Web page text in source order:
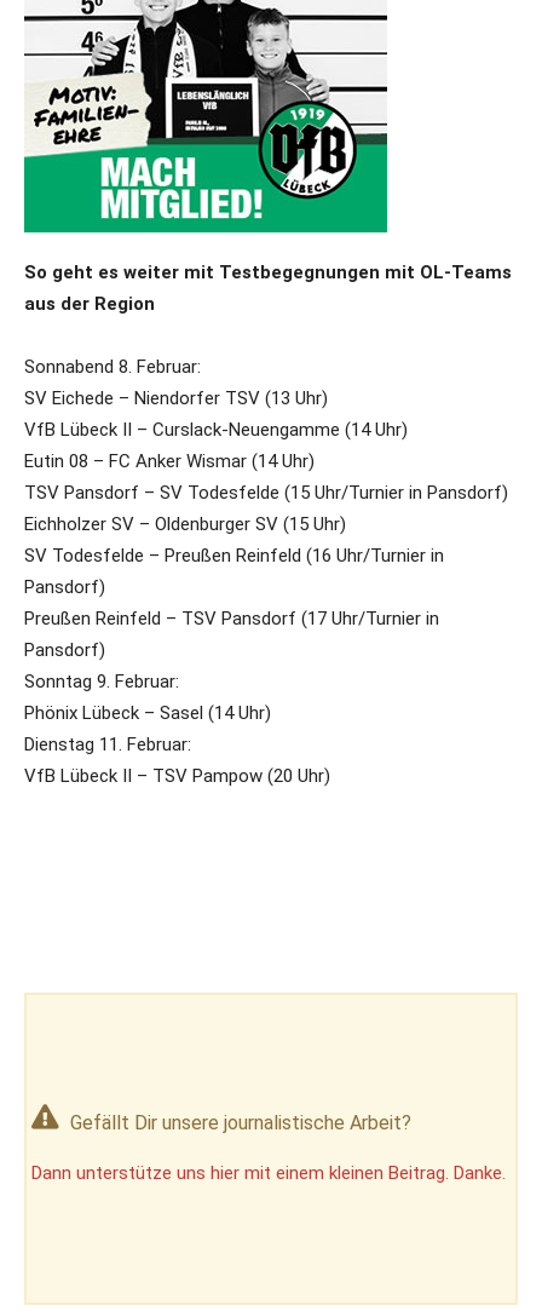
So geht es weiter mit Testbegegnungen mit OL-Teams
aus der Region
Sonnabend 8. Februar:
SV Eichede – Niendorfer TSV (13 Uhr)
VfB Lübeck II – Curslack-Neuengamme (14 Uhr)
Eutin 08 – FC Anker Wismar (14 Uhr)
TSV Pansdorf – SV Todesfelde (15 Uhr/Turnier in Pansdorf)
Eichholzer SV – Oldenburger SV (15 Uhr)
SV Todesfelde – Preußen Reinfeld (16 Uhr/Turnier in
Pansdorf)
Preußen Reinfeld – TSV Pansdorf (17 Uhr/Turnier in
Pansdorf)
Sonntag 9. Februar:
Phönix Lübeck – Sasel (14 Uhr)
Dienstag 11. Februar:
VfB Lübeck II – TSV Pampow (20 Uhr)
Gefällt Dir unsere journalistische Arbeit?
Dann unterstütze uns hier mit einem kleinen Beitrag. Danke.